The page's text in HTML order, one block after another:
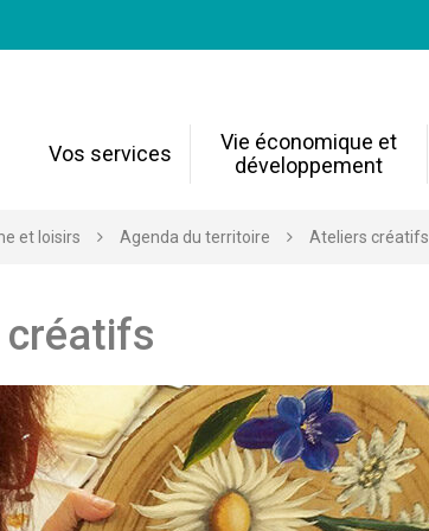
Vos services
Vie économique et
développement
et loisirs Agenda du territoire Ateliers créatifs